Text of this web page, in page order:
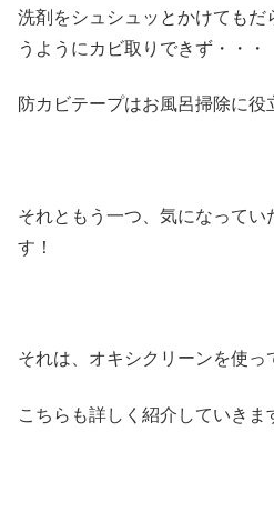
洗剤をシュシュッとかけてもだ
うようにカビ取りできず・・・
防カビテープはお風呂掃除に役
それともう一つ、気になって
す！
それは、オキシクリーンを使っ
こちらも詳しく紹介していきま